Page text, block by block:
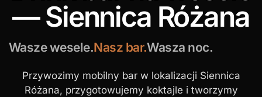
— Siennica Różana
Wasze wesele.Nasz bar.Wasza noc.
Przywozimy mobilny bar w lokalizacji Siennica
Różana, przygotowujemy koktajle i tworzymy